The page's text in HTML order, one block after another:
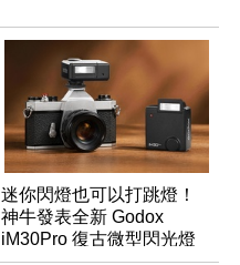
迷你閃燈也可以打跳燈！
神牛發表全新 Godox
iM30Pro 復古微型閃光燈